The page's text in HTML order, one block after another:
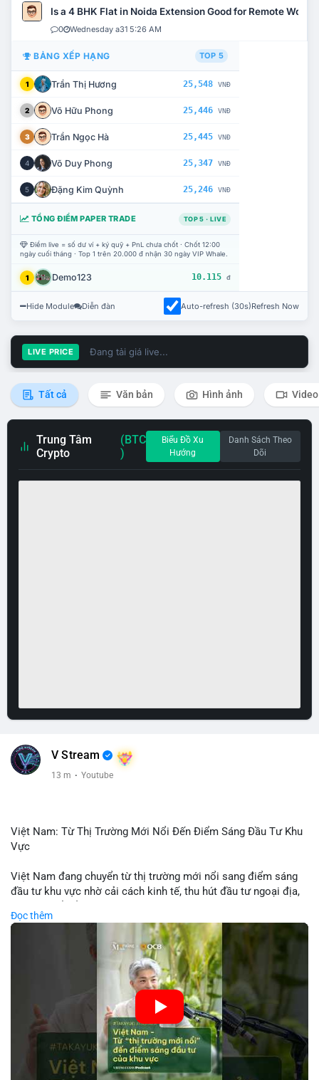
Is a 4 BHK Flat in Noida Extension Good for Remote Work?
0 Wednesday a31 5:26 AM
BẢNG XẾP HẠNG TOP 5
1 Trần Thị Hương 25,548 VNĐ
2 Võ Hữu Phong 25,446 VNĐ
3 Trần Ngọc Hà 25,445 VNĐ
4 Võ Duy Phong 25,347 VNĐ
5 Đặng Kim Quỳnh 25,246 VNĐ
TỔNG ĐIỂM PAPER TRADE TOP 5 · LIVE
Điểm live = số dư ví + ký quỹ + PnL chưa chốt · Chốt 12:00
ngày cuối tháng · Top 1 trên 20.000 đ nhận 30 ngày VIP Whale.
1 Demo123 10.115 đ
Hide Module Diễn đàn Auto-refresh (30s)Refresh Now
LIVE PRICE Đang tải giá live...
Tất cả Văn bản Hình ảnh Video
Trung Tâm
Crypto
(BTC
)
Biểu Đồ Xu
Hướng
Danh Sách Theo
Dõi
V Stream
13 m · Youtube
Việt Nam: Từ Thị Trường Mới Nổi Đến Điểm Sáng Đầu Tư Khu
Vực
Việt Nam đang chuyển từ thị trường mới nổi sang điểm sáng
đầu tư khu vực nhờ cải cách kinh tế, thu hút đầu tư ngoại địa,
hội cho nhà đầu tư lặp lại mô hình thành công của các quốc
gia đang phát triển. Nền tảng crypto tại Việt Nam cũng tăng
trưởng nhờ chính sách ổn định và sự quan tâm từ nhà đầu tư
🎥 Xem video trực tiếp tại:
Nguồn: VIETSUCCESS
Đọc thêm